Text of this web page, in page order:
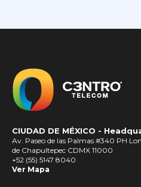
CIUDAD DE MÉXICO -
Av. Paseo de las Palmas #340 PH
de Chapultepec CDMX 11000
+52 (55) 5147 8040
Ver Mapa